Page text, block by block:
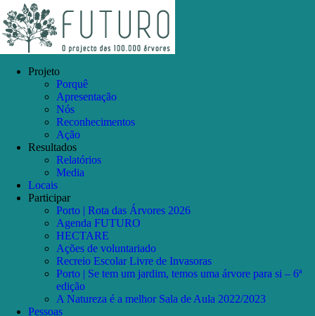
to
content
Facebook
Instagram
YouTube
Projeto
Porquê
Apresentação
Nós
Reconhecimentos
Ação
Resultados
Relatórios
Media
Locais
Participar
Porto | Rota das Árvores 2026
Agenda FUTURO
HECTARE
Ações de voluntariado
Recreio Escolar Livre de Invasoras
Porto | Se tem um jardim, temos uma árvore para si – 6ª
edição
A Natureza é a melhor Sala de Aula 2022/2023
Pessoas